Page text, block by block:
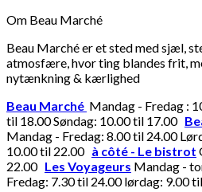
Om Beau Marché
Beau Marché er et sted med sjæl,
atmosfære, hvor ting blandes frit,
nytænkning & kærlighed
Beau Marché Mandag - Fredag :
til 18.00 Søndag: 10.00 til 17.00
Mandag - Fredag: 8.00 til 24.00
10.00 til 22.00 à côté - Le bistrot
22.00 Les Voyageurs Mandag -
Fredag: 7.30 til 24.00 lørdag: 9.00